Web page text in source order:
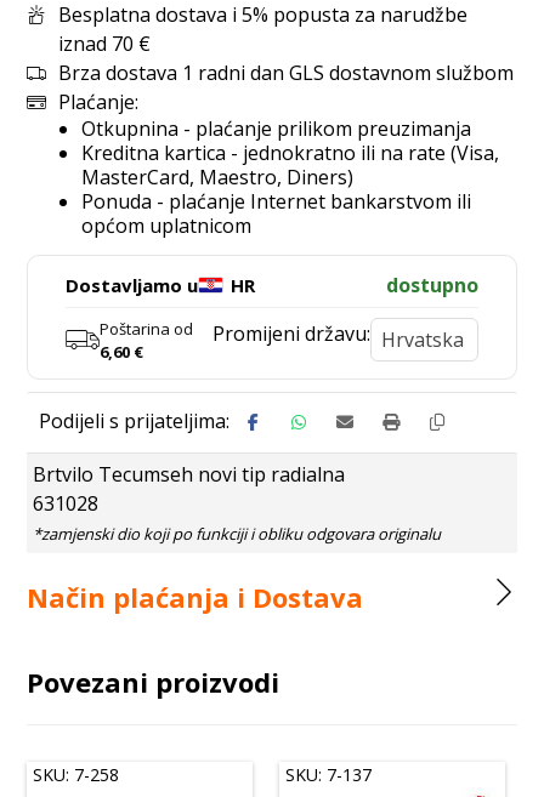
Besplatna dostava i 5% popusta za narudžbe
iznad 70 €
Brza dostava 1 radni dan GLS dostavnom službom
Plaćanje:
Otkupnina - plaćanje prilikom preuzimanja
Kreditna kartica - jednokratno ili na rate (Visa,
MasterCard, Maestro, Diners)
Ponuda - plaćanje Internet bankarstvom ili
općom uplatnicom
Dostavljamo u HR dostupno
Poštarina od
6,60 €
Promijeni državu:
Brtvilo Tecumseh novi tip radialna
631028
Način plaćanja i Dostava
Povezani proizvodi
SKU: 7-258 SKU: 7-137